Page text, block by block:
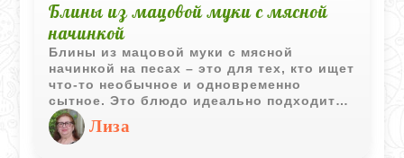
Блины из мацовой муки с мясной
начинкой
Блины из мацовой муки с мясной
начинкой на песах – это для тех, кто ищет
что-то необычное и одновременно
сытное. Это блюдо идеально подходит
как для семейного обеда, так и для
уютного ужина в кругу близких. Блины из
мацовой муки - это не только вкусно, но
Лиза